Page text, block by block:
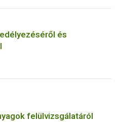
és
felülvizsgálatáról